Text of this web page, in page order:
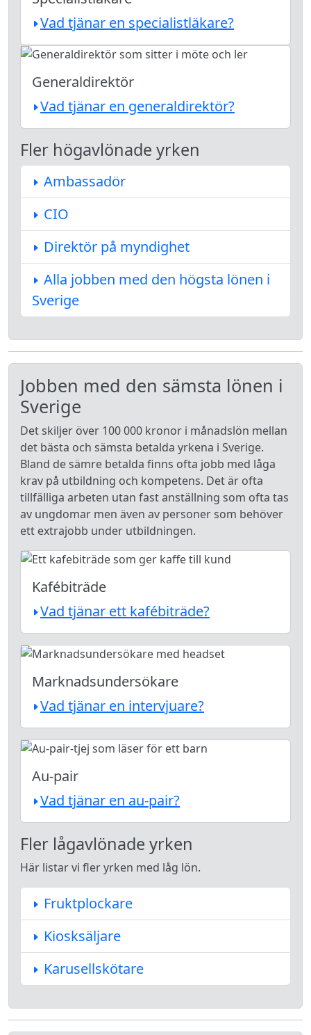
Vad tjänar en specialistläkare?
Generaldirektör
Vad tjänar en generaldirektör?
Fler högavlönade yrken
Ambassadör
CIO
Direktör på myndighet
Alla jobben med den högsta lönen i
Sverige
Jobben med den sämsta lönen i
Sverige
Det skiljer över 100 000 kronor i månadslön mellan
det bästa och sämsta betalda yrkena i Sverige.
Bland de sämre betalda finns ofta jobb med låga
krav på utbildning och kompetens. Det är ofta
tillfälliga arbeten utan fast anställning som ofta tas
av ungdomar men även av personer som behöver
ett extrajobb under utbildningen.
Kafébiträde
Vad tjänar ett kafébiträde?
Marknadsundersökare
Vad tjänar en intervjuare?
Au-pair
Vad tjänar en au-pair?
Fler lågavlönade yrken
Här listar vi fler yrken med låg lön.
Fruktplockare
Kiosksäljare
Karusellskötare